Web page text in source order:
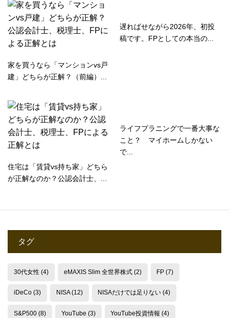
家を買うなら「マンションvs戸
建」どちらが正解？（前編）...
遅ればせながら2026年、初投
稿です。FPとしての本当の...
住宅は「賃貸vs持ち家」どちら
が正解なのか？公認会計士、...
ライフプラニングで一番大事な
こと？ マイホームしかない
で...
タグ
30代女性(4) eMAXIS Slim 全世界株式(2) FP (7)
iDeCo(3) NISA(12) NISAだけでは足りない (4)
S&P500(8) YouTube (3) YouTube投資情報 (4)